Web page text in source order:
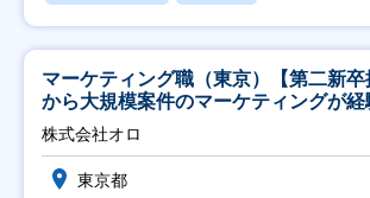
マーケティング職（東京）【第二新
から大規模案件のマーケティングが
修充実】
株式会社オロ
東京都